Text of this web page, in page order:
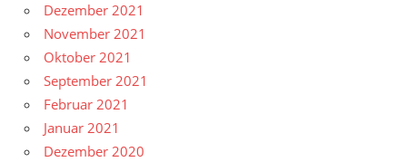
Dezember 2021
November 2021
Oktober 2021
September 2021
Februar 2021
Januar 2021
Dezember 2020